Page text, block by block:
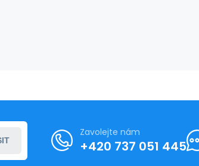
Zavolejte nám
+420 737 051 445